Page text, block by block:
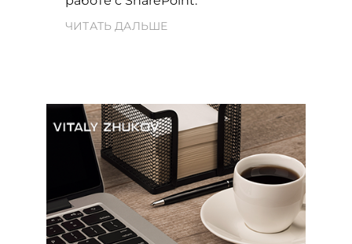
ЧИТАТЬ ДАЛЬШЕ